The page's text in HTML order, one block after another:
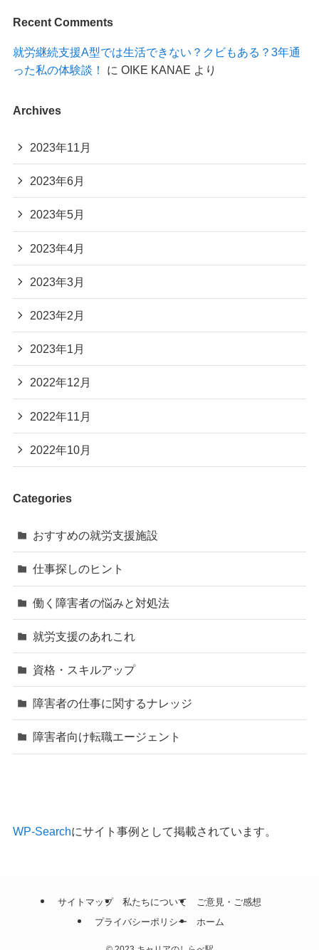
Recent Comments
就労継続支援A型では生活できない？クビもある？3年通
った私の体験談！
に OIKE KANAE より
Archives
2023年11月
2023年6月
2023年5月
2023年4月
2023年3月
2023年2月
2023年1月
2022年12月
2022年11月
2022年10月
Categories
おすすめの就労支援施設
仕事探しのヒント
働く障害者の悩みと対処法
就労支援のあれこれ
資格・スキルアップ
障害者の仕事に関するナレッジ
障害者向け転職エージェント
WP-Searchにサイト事例として掲載されています。
サイトマップ 私たちについて
ご意見・ご感想
プライバシーポリシー
ホーム